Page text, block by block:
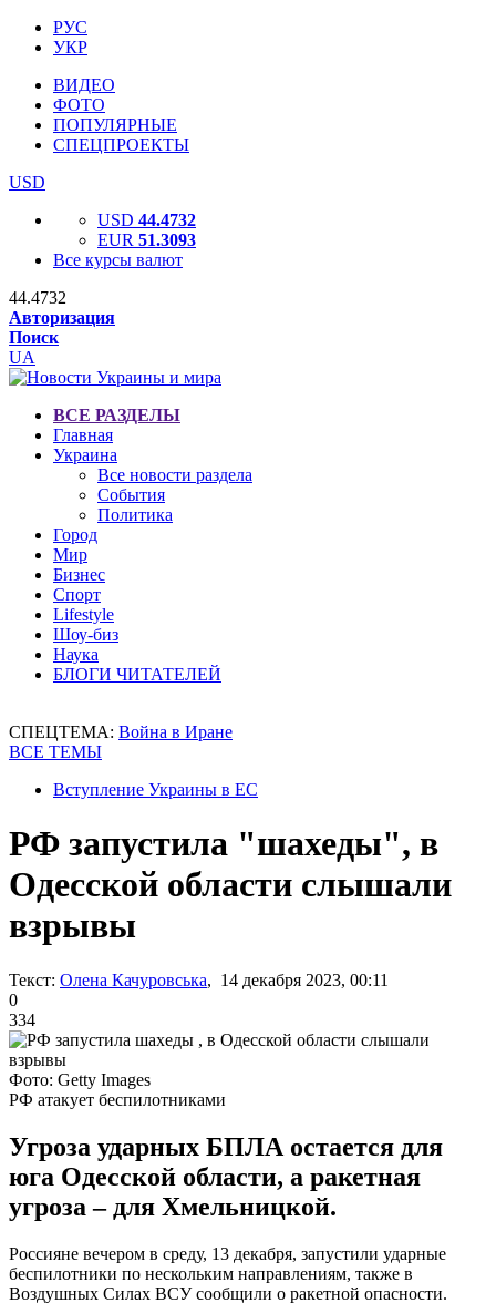
РУС
УКР
ВИДЕО
ФОТО
ПОПУЛЯРНЫЕ
СПЕЦПРОЕКТЫ
USD
USD 44.4732
EUR 51.3093
Все курсы валют
44.4732
Авторизация
Поиск
UA
ВСЕ РАЗДЕЛЫ
Главная
Украина
Все новости раздела
События
Политика
Город
Мир
Бизнес
Спорт
Lifestyle
Шоу-биз
Наука
БЛОГИ ЧИТАТЕЛЕЙ
СПЕЦТЕМА: Война в Иране
ВСЕ ТЕМЫ
Вступление Украины в ЕС
РФ запустила "шахеды", в
Одесской области слышали
взрывы
Текст: Олена Качуровська, 14 декабря 2023, 00:11
0
334
Фото: Getty Images
РФ атакует беспилотниками
Угроза ударных БПЛА остается для
юга Одесской области, а ракетная
угроза – для Хмельницкой.
Россияне вечером в среду, 13 декабря, запустили ударные
беспилотники по нескольким направлениям, также в
Воздушных Силах ВСУ сообщили о ракетной опасности.